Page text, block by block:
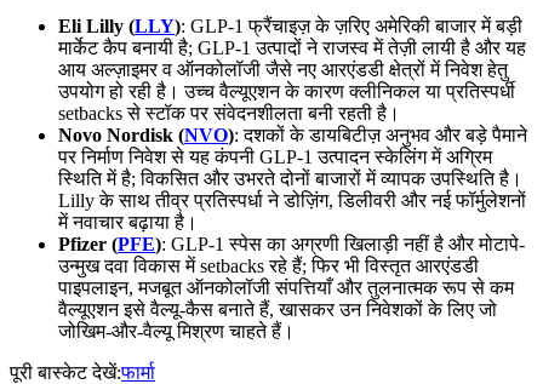
Eli Lilly (LLY): GLP-1 फ्रैंचाइज़ के ज़रिए अमेरिकी बाजार में बड़ी
मार्केट कैप बनायी है; GLP-1 उत्पादों ने राजस्व में तेज़ी लायी है और यह
आय अल्ज़ाइमर व ऑनकोलॉजी जैसे नए आरएंडडी क्षेत्रों में निवेश हेतु
उपयोग हो रही है। उच्च वैल्यूएशन के कारण क्लीनिकल या प्रतिस्पर्धी
setbacks से स्टॉक पर संवेदनशीलता बनी रहती है।
Novo Nordisk (NVO): दशकों के डायबिटीज़ अनुभव और बड़े पैमाने
पर निर्माण निवेश से यह कंपनी GLP-1 उत्पादन स्केलिंग में अग्रिम
स्थिति में है; विकसित और उभरते दोनों बाजारों में व्यापक उपस्थिति है।
Lilly के साथ तीव्र प्रतिस्पर्धा ने डोज़िंग, डिलीवरी और नई फॉर्मुलेशनों
में नवाचार बढ़ाया है।
Pfizer (PFE): GLP-1 स्पेस का अग्रणी खिलाड़ी नहीं है और मोटापे-
उन्मुख दवा विकास में setbacks रहे हैं; फिर भी विस्तृत आरएंडडी
पाइपलाइन, मजबूत ऑनकोलॉजी संपत्तियाँ और तुलनात्मक रूप से कम
वैल्यूएशन इसे वैल्यू-कैस बनाते हैं, खासकर उन निवेशकों के लिए जो
जोखिम-और-वैल्यू मिश्रण चाहते हैं।
पूरी बास्केट देखें:फार्मा